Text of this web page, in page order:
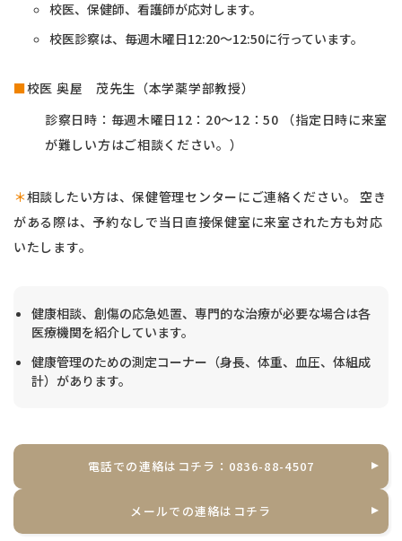
校医、保健師、看護師が応対します。
校医診察は、毎週木曜日12:20～12:50に行っています。
■校医 奥屋 茂先生（本学薬学部教授）
診察日時：毎週木曜日12：20～12：50 （指定日時に来室
が難しい方はご相談ください。）
＊相談したい方は、保健管理センターにご連絡ください。 空き
がある際は、予約なしで当日直接保健室に来室された方も対応
いたします。
健康相談、創傷の応急処置、専門的な治療が必要な場合は各
医療機関を紹介しています。
健康管理のための測定コーナー（身長、体重、血圧、体組成
計）があります。
電話での連絡はコチラ：0836-88-4507
メールでの連絡はコチラ